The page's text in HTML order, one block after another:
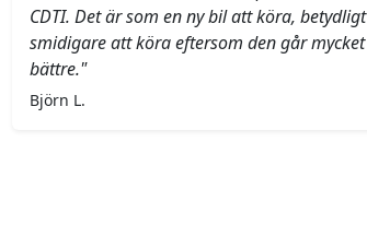
CDTI. Det är som en ny bil att köra, betydligt
smidigare att köra eftersom den går mycket
bättre."
Björn L.